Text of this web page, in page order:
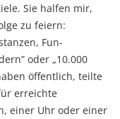
Sie halfen mir,
zu feiern:
Fun-
oder „10.000
öffentlich, teilte
erreichte
einer Uhr oder einer